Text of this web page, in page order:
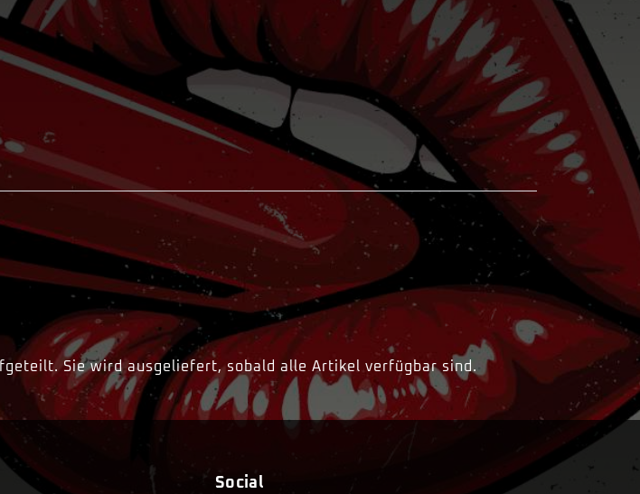
Sie wird ausgeliefert, sobald alle Artikel verfügbar sind.
Social